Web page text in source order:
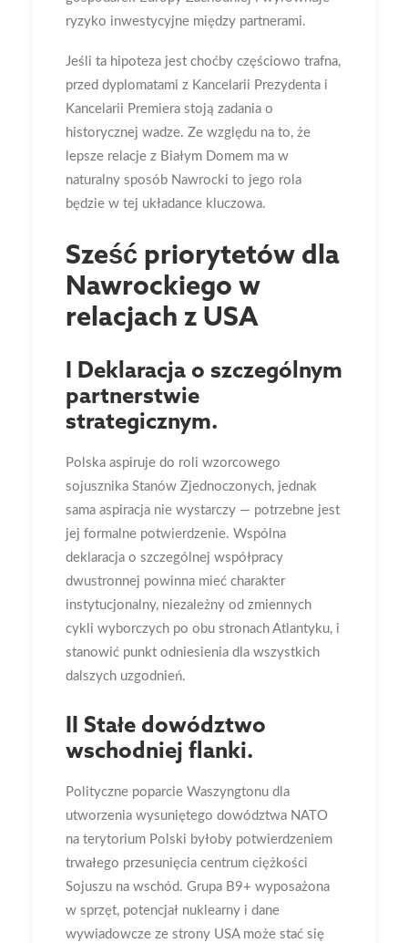
ryzyko inwestycyjne między partnerami.
Jeśli ta hipoteza jest choćby częściowo trafna,
przed dyplomatami z Kancelarii Prezydenta i
Kancelarii Premiera stoją zadania o
historycznej wadze. Ze względu na to, że
lepsze relacje z Białym Domem ma w
naturalny sposób Nawrocki to jego rola
będzie w tej układance kluczowa.
Sześć priorytetów dla
Nawrockiego w
relacjach z USA
I Deklaracja o szczególnym
partnerstwie
strategicznym.
Polska aspiruje do roli wzorcowego
sojusznika Stanów Zjednoczonych, jednak
sama aspiracja nie wystarczy — potrzebne jest
jej formalne potwierdzenie. Wspólna
deklaracja o szczególnej współpracy
dwustronnej powinna mieć charakter
instytucjonalny, niezależny od zmiennych
cykli wyborczych po obu stronach Atlantyku, i
stanowić punkt odniesienia dla wszystkich
dalszych uzgodnień.
II Stałe dowództwo
wschodniej flanki.
Polityczne poparcie Waszyngtonu dla
utworzenia wysuniętego dowództwa NATO
na terytorium Polski byłoby potwierdzeniem
trwałego przesunięcia centrum ciężkości
Sojuszu na wschód. Grupa B9+ wyposażona
w sprzęt, potencjał nuklearny i dane
wywiadowcze ze strony USA może stać się